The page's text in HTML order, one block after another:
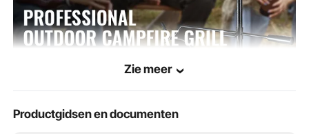
Zie meer
Productgidsen en documenten